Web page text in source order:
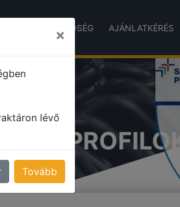
MINŐSÉG AJÁNLATKÉRÉS
PROFILOK
×
lévő
Tovább